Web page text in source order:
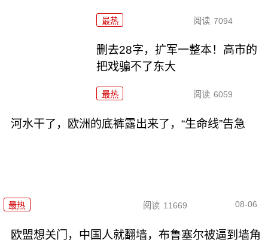
最热 阅读 7094
删去28字，扩军一整本！高市的
把戏骗不了东大
最热 阅读 6059
河水干了，欧洲的底裤露出来了，“生命线”告急
最热 阅读 11669 08-06
欧盟想关门，中国人就翻墙，布鲁塞尔被逼到墙角